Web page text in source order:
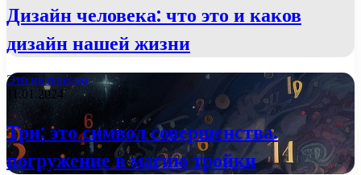
Дизайн человека: что это и каков
дизайн нашей жизни
Это интересно
11.01.2024
Три: это символ совершенства.
погружение в магию тройки